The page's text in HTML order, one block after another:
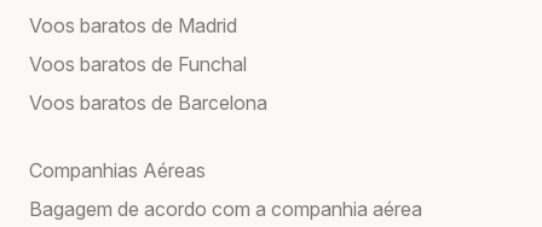
Voos baratos de Madrid
Voos baratos de Funchal
Voos baratos de Barcelona
Companhias Aéreas
Bagagem de acordo com a companhia aérea